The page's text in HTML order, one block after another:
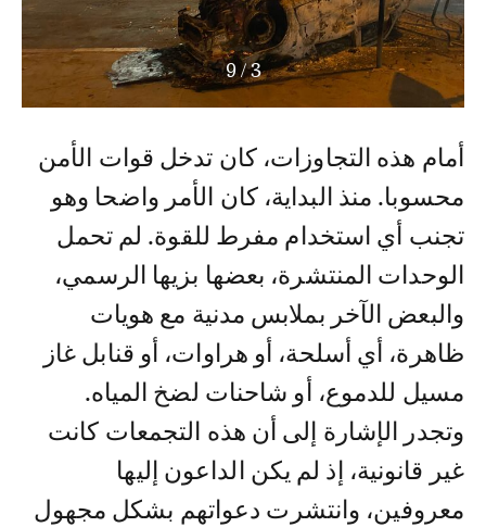
4
/
9
أمام هذه التجاوزات، كان تدخل قوات الأمن
محسوبا. منذ البداية، كان الأمر واضحا وهو
تجنب أي استخدام مفرط للقوة. لم تحمل
الوحدات المنتشرة، بعضها بزيها الرسمي،
والبعض الآخر بملابس مدنية مع هويات
ظاهرة، أي أسلحة، أو هراوات، أو قنابل غاز
مسيل للدموع، أو شاحنات لضخ المياه.
وتجدر الإشارة إلى أن هذه التجمعات كانت
غير قانونية، إذ لم يكن الداعون إليها
معروفين، وانتشرت دعواتهم بشكل مجهول